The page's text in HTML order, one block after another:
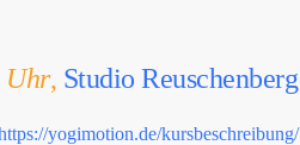
Uhr, Studio Reuschenberg
yogimotion.de/kursbeschreibung/